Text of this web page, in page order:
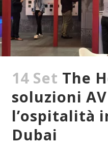
14 Set The
soluzioni
l’ospitalità
Dubai